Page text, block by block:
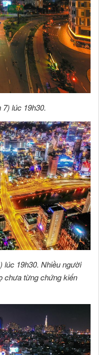
lúc 19h30.
lúc 19h30. Nhiều người
chưa từng chứng kiến